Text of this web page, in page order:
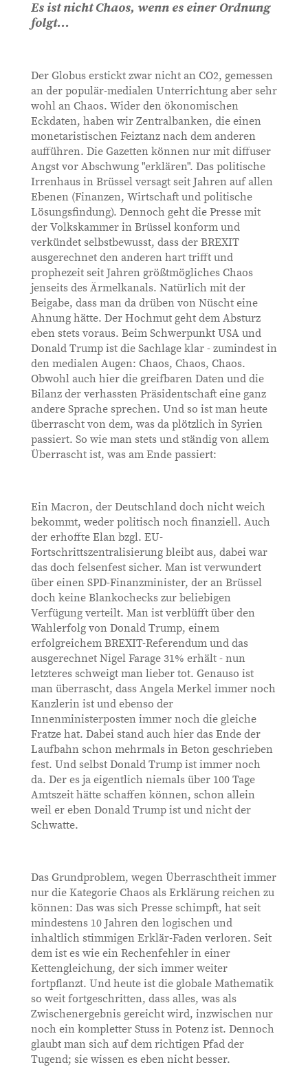
Es ist nicht Chaos, wenn es einer Ordnung
folgt...
Der Globus erstickt zwar nicht an CO2, gemessen
an der populär-medialen Unterrichtung aber sehr
wohl an Chaos. Wider den ökonomischen
Eckdaten, haben wir Zentralbanken, die einen
monetaristischen Feiztanz nach dem anderen
aufführen. Die Gazetten können nur mit diffuser
Angst vor Abschwung "erklären". Das politische
Irrenhaus in Brüssel versagt seit Jahren auf allen
Ebenen (Finanzen, Wirtschaft und politische
Lösungsfindung). Dennoch geht die Presse mit
der Volkskammer in Brüssel konform und
verkündet selbstbewusst, dass der BREXIT
ausgerechnet den anderen hart trifft und
prophezeit seit Jahren größtmögliches Chaos
jenseits des Ärmelkanals. Natürlich mit der
Beigabe, dass man da drüben von Nüscht eine
Ahnung hätte. Der Hochmut geht dem Absturz
eben stets voraus. Beim Schwerpunkt USA und
Donald Trump ist die Sachlage klar - zumindest in
den medialen Augen: Chaos, Chaos, Chaos.
Obwohl auch hier die greifbaren Daten und die
Bilanz der verhassten Präsidentschaft eine ganz
andere Sprache sprechen. Und so ist man heute
überrascht von dem, was da plötzlich in Syrien
passiert. So wie man stets und ständig von allem
Überrascht ist, was am Ende passiert:
Ein Macron, der Deutschland doch nicht weich
bekommt, weder politisch noch finanziell. Auch
der erhoffte Elan bzgl. EU-
Fortschrittszentralisierung bleibt aus, dabei war
das doch felsenfest sicher. Man ist verwundert
über einen SPD-Finanzminister, der an Brüssel
doch keine Blankochecks zur beliebigen
Verfügung verteilt. Man ist verblüfft über den
Wahlerfolg von Donald Trump, einem
erfolgreichem BREXIT-Referendum und das
ausgerechnet Nigel Farage 31% erhält - nun
letzteres schweigt man lieber tot. Genauso ist
man überrascht, dass Angela Merkel immer noch
Kanzlerin ist und ebenso der
Innenministerposten immer noch die gleiche
Fratze hat. Dabei stand auch hier das Ende der
Laufbahn schon mehrmals in Beton geschrieben
fest. Und selbst Donald Trump ist immer noch
da. Der es ja eigentlich niemals über 100 Tage
Amtszeit hätte schaffen können, schon allein
weil er eben Donald Trump ist und nicht der
Schwatte.
Das Grundproblem, wegen Überraschtheit immer
nur die Kategorie Chaos als Erklärung reichen zu
können: Das was sich Presse schimpft, hat seit
mindestens 10 Jahren den logischen und
inhaltlich stimmigen Erklär-Faden verloren. Seit
dem ist es wie ein Rechenfehler in einer
Kettengleichung, der sich immer weiter
fortpflanzt. Und heute ist die globale Mathematik
so weit fortgeschritten, dass alles, was als
Zwischenergebnis gereicht wird, inzwischen nur
noch ein kompletter Stuss in Potenz ist. Dennoch
glaubt man sich auf dem richtigen Pfad der
Tugend; sie wissen es eben nicht besser.